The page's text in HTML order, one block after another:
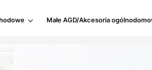
Małe AGD/Akcesoria